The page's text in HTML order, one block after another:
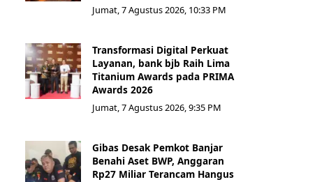
Jumat, 7 Agustus 2026, 10:33 PM
Transformasi Digital Perkuat
Layanan, bank bjb Raih Lima
Titanium Awards pada PRIMA
Awards 2026
Jumat, 7 Agustus 2026, 9:35 PM
Gibas Desak Pemkot Banjar
Benahi Aset BWP, Anggaran
Rp27 Miliar Terancam Hangus